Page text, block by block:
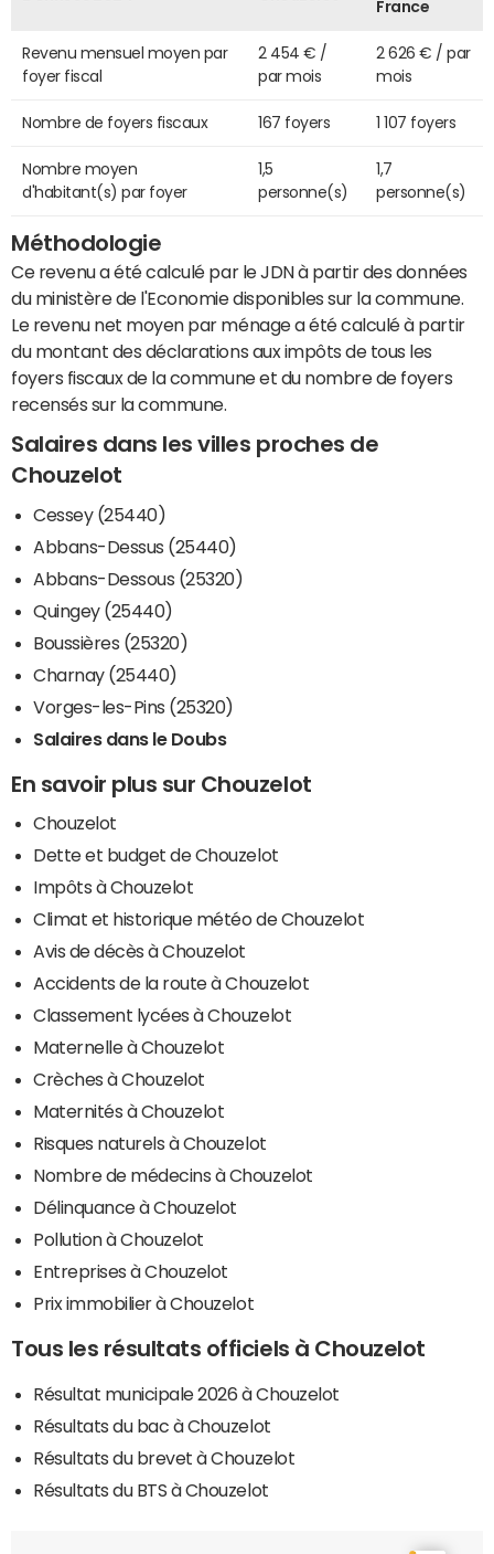
France
Revenu mensuel moyen par
foyer fiscal
2 454 € /
par mois
2 626 € / par
mois
Nombre de foyers fiscaux 167 foyers 1 107 foyers
Nombre moyen
d'habitant(s) par foyer
1,5
personne(s)
1,7
personne(s)
Méthodologie
Ce revenu a été calculé par le JDN à partir des données
du ministère de l'Economie disponibles sur la commune.
Le revenu net moyen par ménage a été calculé à partir
du montant des déclarations aux impôts de tous les
foyers fiscaux de la commune et du nombre de foyers
recensés sur la commune.
Salaires dans les villes proches de
Chouzelot
Cessey (25440)
Abbans-Dessus (25440)
Abbans-Dessous (25320)
Quingey (25440)
Boussières (25320)
Charnay (25440)
Vorges-les-Pins (25320)
Salaires dans le Doubs
En savoir plus sur Chouzelot
Chouzelot
Dette et budget de Chouzelot
Impôts à Chouzelot
Climat et historique météo de Chouzelot
Avis de décès à Chouzelot
Accidents de la route à Chouzelot
Classement lycées à Chouzelot
Maternelle à Chouzelot
Crèches à Chouzelot
Maternités à Chouzelot
Risques naturels à Chouzelot
Nombre de médecins à Chouzelot
Délinquance à Chouzelot
Pollution à Chouzelot
Entreprises à Chouzelot
Prix immobilier à Chouzelot
Tous les résultats officiels à Chouzelot
Résultat municipale 2026 à Chouzelot
Résultats du bac à Chouzelot
Résultats du brevet à Chouzelot
Résultats du BTS à Chouzelot